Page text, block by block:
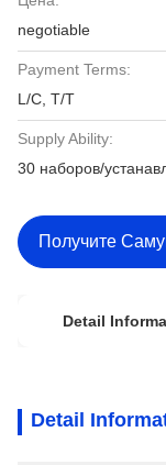
negotiable
Payment Terms:
L/C, T/T
Supply Ability:
30 наборов/
Получите
Detail
Detail